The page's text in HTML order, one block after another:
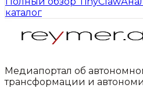
каталог
Медиапортал об
трансформации и